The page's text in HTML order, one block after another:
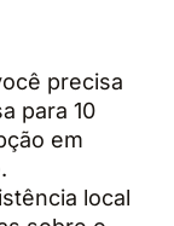
precisa
para 10
em
local